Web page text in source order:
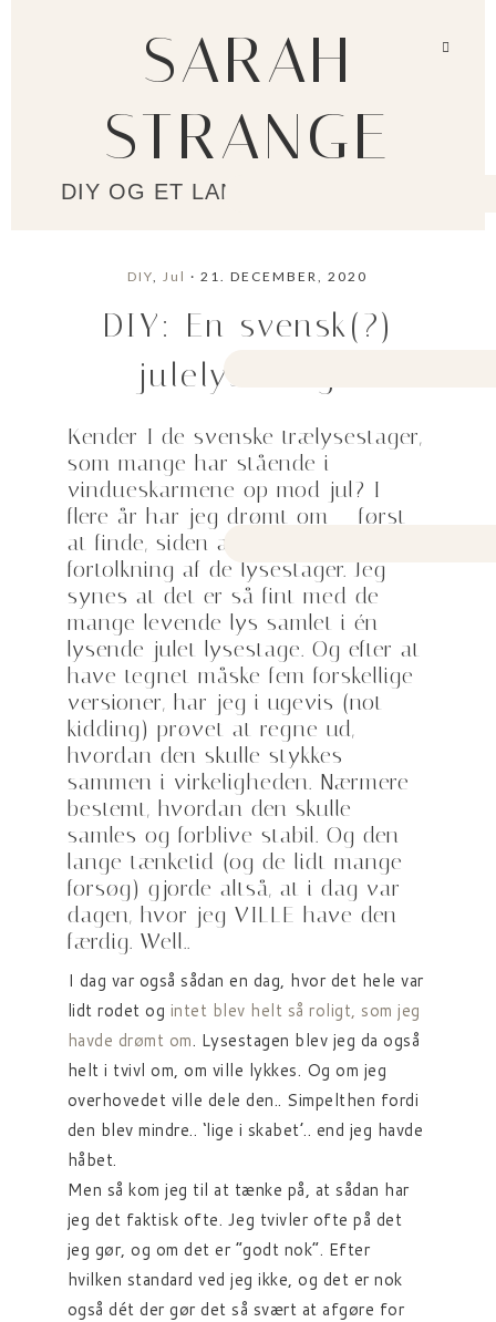
SARAH
STRANGE
DIY OG ET LANGSOMMERE LIV?
DIY,Jul · 21. DECEMBER, 2020
DIY: En svensk(?)
julelysestage
Kender I de svenske trælysestager,
som mange har stående i
vindueskarmene op mod jul? I
flere år har jeg drømt om – først
at finde, siden at bygge – en
fortolkning af de lysestager. Jeg
synes at det er så fint med de
mange levende lys samlet i én
lysende julet lysestage. Og efter at
have tegnet måske fem forskellige
versioner, har jeg i ugevis (not
kidding) prøvet at regne ud,
hvordan den skulle stykkes
sammen i virkeligheden. Nærmere
bestemt, hvordan den skulle
samles og forblive stabil. Og den
lange tænketid (og de lidt mange
forsøg) gjorde altså, at i dag var
dagen, hvor jeg VILLE have den
færdig. Well..
I dag var også sådan en dag, hvor det hele var
lidt rodet og intet blev helt så roligt, som jeg
havde drømt om. Lysestagen blev jeg da også
helt i tvivl om, om ville lykkes. Og om jeg
overhovedet ville dele den.. Simpelthen fordi
den blev mindre.. ‘lige i skabet’.. end jeg havde
håbet.
Men så kom jeg til at tænke på, at sådan har
jeg det faktisk ofte. Jeg tvivler ofte på det
jeg gør, og om det er “godt nok”. Efter
hvilken standard ved jeg ikke, og det er nok
også dét der gør det så svært at afgøre for